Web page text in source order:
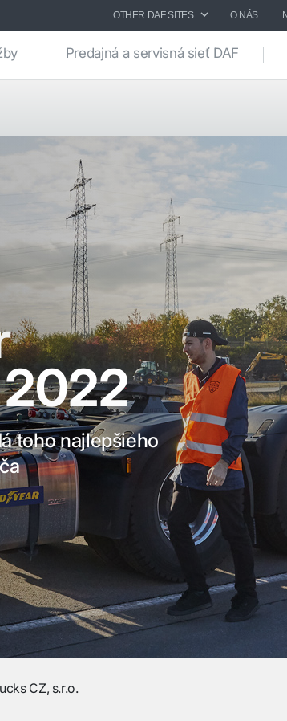
OTHER DAF SITES O NÁS
Predajná a servisná sieť DAF
toho najlepšieho
CZ, s.r.o.